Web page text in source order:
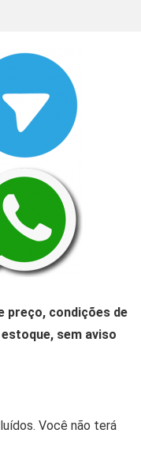
preço, condições de
sem aviso
Você não terá